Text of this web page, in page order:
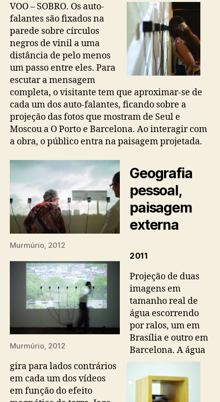
VOO – SOBRO. Os auto-
falantes são fixados na
parede sobre círculos
negros de vinil a uma
distância de pelo menos
um passo entre eles. Para
escutar a mensagem
completa, o visitante tem que aproximar-se de
cada um dos auto-falantes, ficando sobre a
projeção das fotos que mostram de Seul e
Moscou a O Porto e Barcelona. Ao interagir com
a obra, o público entra na paisagem projetada.
Murmúrio, 2012
Murmúrio, 2012
Geografia
pessoal,
paisagem
externa
2011
Projeção de duas
imagens em
tamanho real de
água escorrendo
por ralos, um em
Brasília e outro em
Barcelona. A água
gira para lados contrários
em cada um dos vídeos
em função do efeito